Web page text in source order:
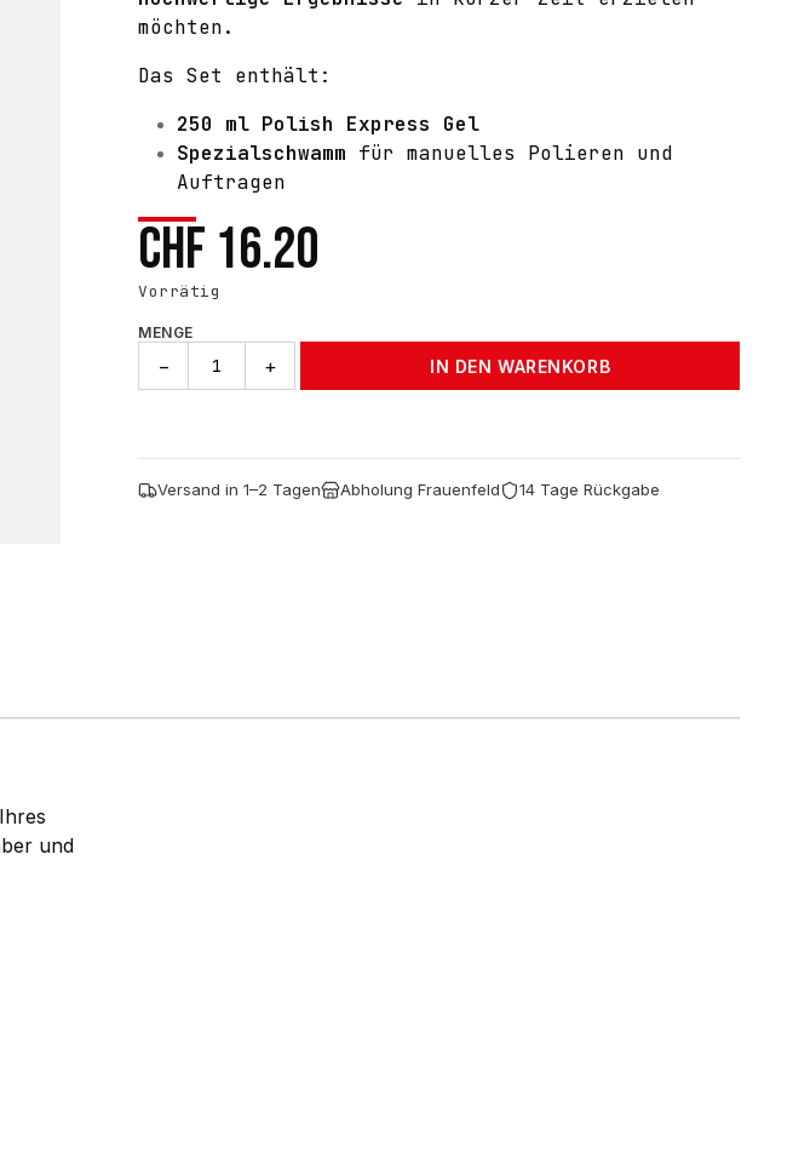
möchten.
Das Set enthält:
250 ml Polish Express Gel
Spezialschwamm für manuelles Polieren und
Auftragen
CHF 16.20
Vorrätig
MENGE
−
250
ml
+ IN DEN WARENKORB
Versand in 1–2 Tagen Abholung Frauenfeld 14 Tage Rückgabe
und